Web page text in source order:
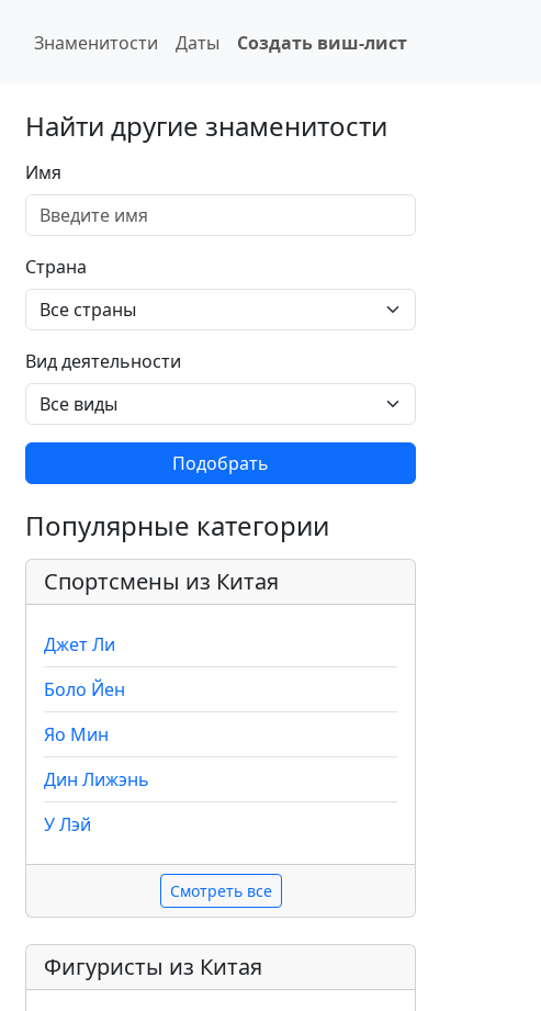
Знаменитости Даты Создать виш-лист
Найти другие знаменитости
Имя
Страна
Вид деятельности
Подобрать
Популярные категории
Спортсмены из Китая
Джет Ли
Боло Йен
Яо Мин
Дин Лижэнь
У Лэй
Смотреть все
Фигуристы из Китая